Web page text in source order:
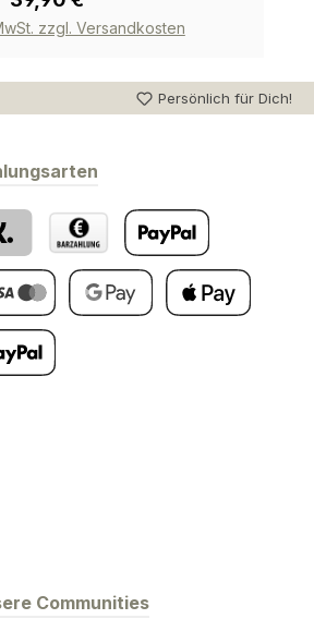
zzgl. Versandkosten
Persönlich für Dich!
Communities
PayPal
oder Debitkarte
Barzahlung bei Abholung